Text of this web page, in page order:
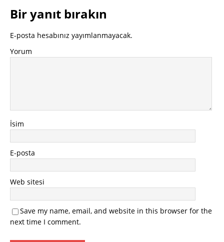
Bir yanıt bırakın
E-posta hesabınız yayımlanmayacak.
Yorum
İsim
E-posta
Web sitesi
Save my name, email, and website in this browser for the
next time I comment.